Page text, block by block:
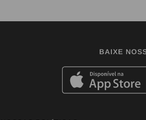
BAIXE